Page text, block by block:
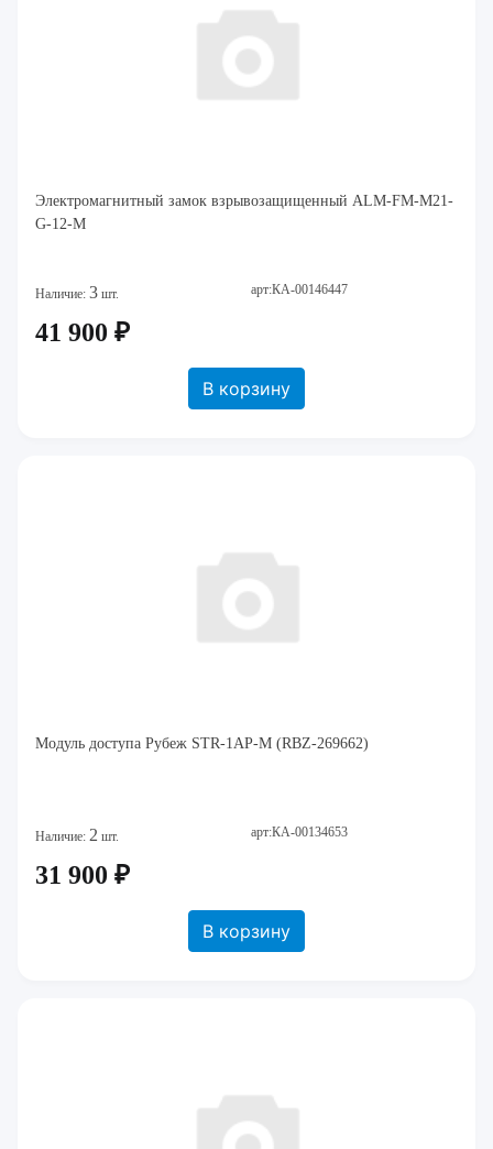
Электромагнитный замок взрывозащищенный ALM-FM-M21-
G-12-M
Наличие: 3 шт. арт:КА-00146447
41 900 ₽
В корзину
Модуль доступа Рубеж STR-1AP-M (RBZ-269662)
Наличие: 2 шт. арт:КА-00134653
31 900 ₽
В корзину